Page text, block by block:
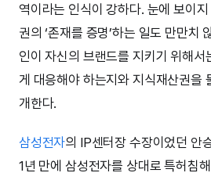
역이라는 인식이 강하다. 눈에 보이
권의 ‘존재를 증명’하는 일도 만만치
인이 자신의 브랜드를 지키기 위해서
게 대응해야 하는지와 지식재산권을
개한다.
삼성전자의 IP센터장 수장이었던 안
1년 만에 삼성전자를 상대로 특허침